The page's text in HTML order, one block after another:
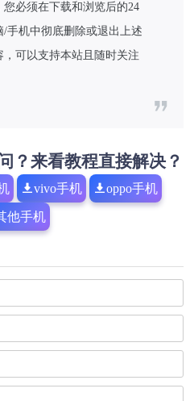
必须在下载和浏览后的24
手机中彻底删除或退出上述
可以支持本站且随时关注
？来看教程直接解决？
vivo手机 oppo手机
他手机